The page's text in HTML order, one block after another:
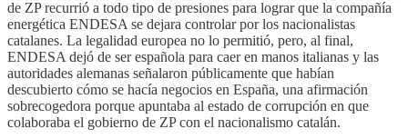
de ZP recurrió a todo tipo de presiones para lograr que la compañía
energética ENDESA se dejara controlar por los nacionalistas
catalanes. La legalidad europea no lo permitió, pero, al final,
ENDESA dejó de ser española para caer en manos italianas y las
autoridades alemanas señalaron públicamente que habían
descubierto cómo se hacía negocios en España, una afirmación
sobrecogedora porque apuntaba al estado de corrupción en que
colaboraba el gobierno de ZP con el nacionalismo catalán.